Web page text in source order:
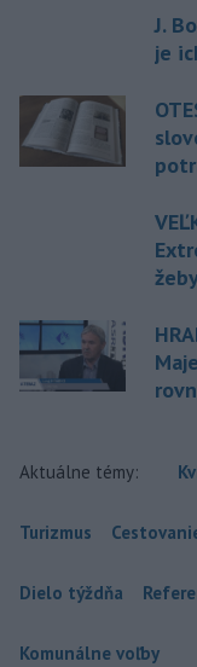
J.
je
Aktuálne témy:
Turizmus
Dielo týždňa
Komunálne voľby